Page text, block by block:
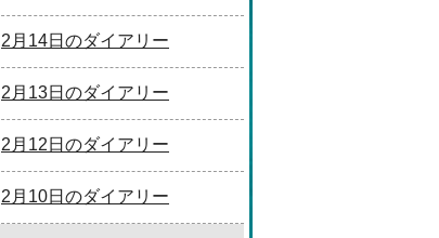
2月14日のダイアリー
2月13日のダイアリー
2月12日のダイアリー
2月10日のダイアリー